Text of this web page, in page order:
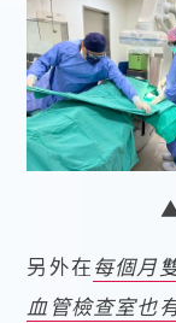
另外在每個月
血管檢查室也